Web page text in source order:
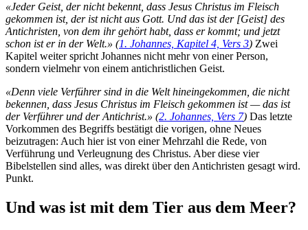
«Jeder Geist, der nicht bekennt, dass Jesus Christus im Fleisch
gekommen ist, der ist nicht aus Gott. Und das ist der [Geist] des
Antichristen, von dem ihr gehört habt, dass er kommt; und jetzt
schon ist er in der Welt.» (1. Johannes, Kapitel 4, Vers 3) Zwei
Kapitel weiter spricht Johannes nicht mehr von einer Person,
sondern vielmehr von einem antichristlichen Geist.
«Denn viele Verführer sind in die Welt hineingekommen, die nicht
bekennen, dass Jesus Christus im Fleisch gekommen ist — das ist
der Verführer und der Antichrist.» (2. Johannes, Vers 7) Das letzte
Vorkommen des Begriffs bestätigt die vorigen, ohne Neues
beizutragen: Auch hier ist von einer Mehrzahl die Rede, von
Verführung und Verleugnung des Christus. Aber diese vier
Bibelstellen sind alles, was direkt über den Antichristen gesagt wird.
Punkt.
Und was ist mit dem Tier aus dem Meer?